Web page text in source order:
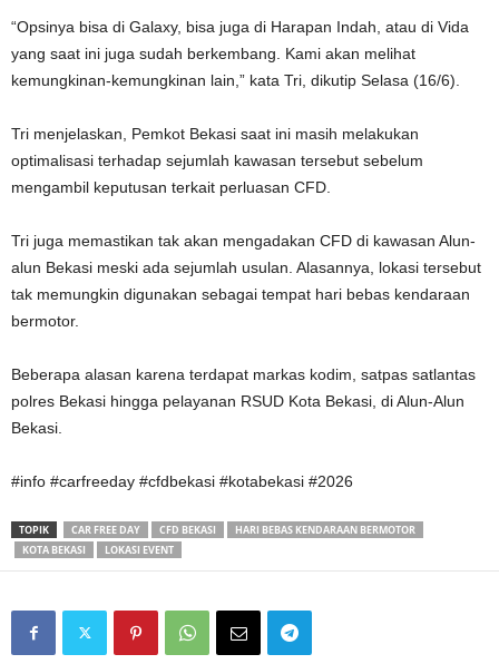
“Opsinya bisa di Galaxy, bisa juga di Harapan Indah, atau di Vida
yang saat ini juga sudah berkembang. Kami akan melihat
kemungkinan-kemungkinan lain,” kata Tri, dikutip Selasa (16/6).
Tri menjelaskan, Pemkot Bekasi saat ini masih melakukan
optimalisasi terhadap sejumlah kawasan tersebut sebelum
mengambil keputusan terkait perluasan CFD.
Tri juga memastikan tak akan mengadakan CFD di kawasan Alun-
alun Bekasi meski ada sejumlah usulan. Alasannya, lokasi tersebut
tak memungkin digunakan sebagai tempat hari bebas kendaraan
bermotor.
Beberapa alasan karena terdapat markas kodim, satpas satlantas
polres Bekasi hingga pelayanan RSUD Kota Bekasi, di Alun-Alun
Bekasi.
#info #carfreeday #cfdbekasi #kotabekasi #2026
TOPIK CAR FREE DAY CFD BEKASI
HARI BEBAS KENDARAAN BERMOTOR
KOTA BEKASI
LOKASI EVENT